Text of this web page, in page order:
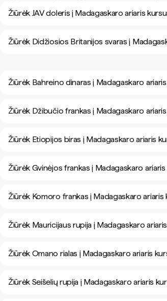
Žiūrėk JAV doleris į Madagaskaro ariaris
Žiūrėk Didžiosios Britanijos svaras į
Žiūrėk Bahreino dinaras į Madagaskaro
Žiūrėk Džibučio frankas į Madagaskaro
Žiūrėk Etiopijos biras į Madagaskaro ariaris
Žiūrėk Gvinėjos frankas į Madagaskaro
Žiūrėk Komoro frankas į Madagaskaro ariaris
Žiūrėk Mauricijaus rupija į Madagaskaro
Žiūrėk Omano rialas į Madagaskaro ariaris
Žiūrėk Seišelių rupija į Madagaskaro ariaris